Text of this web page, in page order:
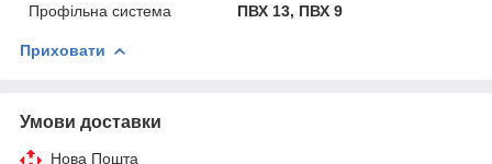
Профільна система
ПВХ 13, ПВХ 9
Приховати
Умови доставки
Нова Пошта